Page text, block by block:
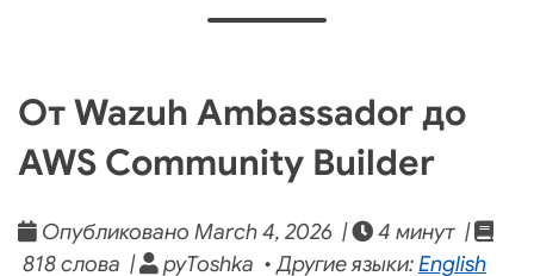
От Wazuh Ambassador до
AWS Community Builder
Опубликовано March 4, 2026 |
4 минут |
818 слова |
pyToshka • Другие языки:English